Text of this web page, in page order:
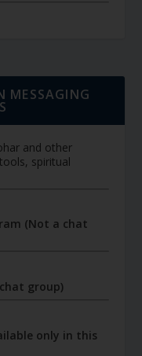
MESSAGING
and other
spiritual
(Not a chat
group)
only in this